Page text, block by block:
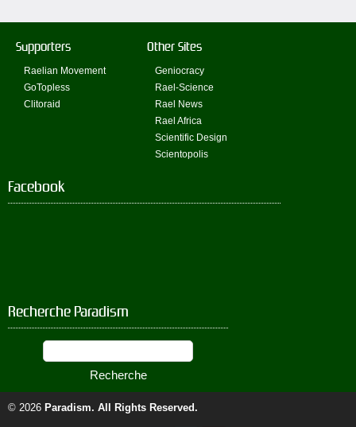
Supporters
Raelian Movement
GoTopless
Clitoraid
Other Sites
Geniocracy
Rael-Science
Rael News
Rael Africa
Scientific Design
Scientopolis
Facebook
Recherche Paradism
© 2026 Paradism. All Rights Reserved.